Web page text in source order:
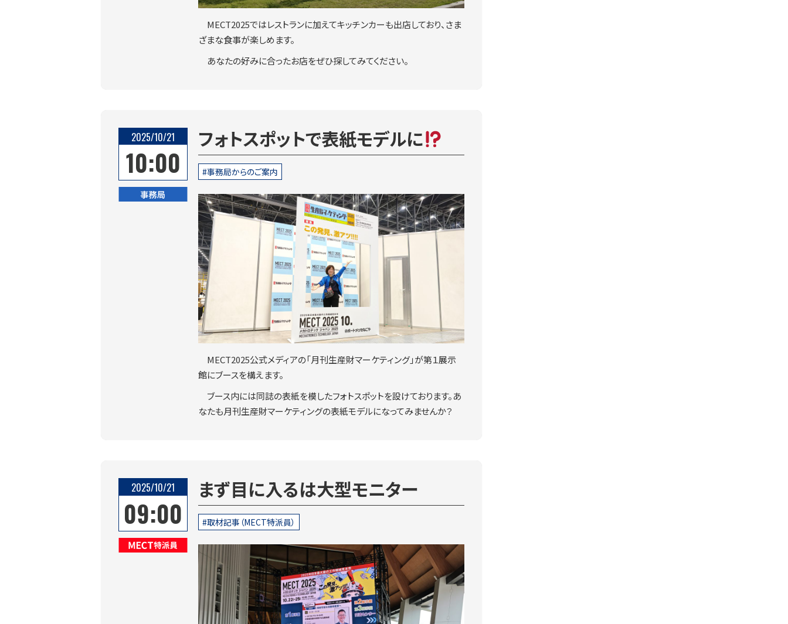
MECT2025ではレストランに加えてキッチンカーも出店しており、さま
ざまな食事が楽しめます。
あなたの好みに合ったお店をぜひ探してみてください。
2025/10/21
10:00
事務局
フォトスポットで表紙モデルに
事務局からのご案内
MECT2025公式メディアの「月刊生産財マーケティング」が第１展示
館にブースを構えます。
ブース内には同誌の表紙を模したフォトスポットを設けております。あ
なたも月刊生産財マーケティングの表紙モデルになってみませんか？
2025/10/21
09:00
MECT特派員
まず目に入るは大型モニター
取材記事（MECT特派員）